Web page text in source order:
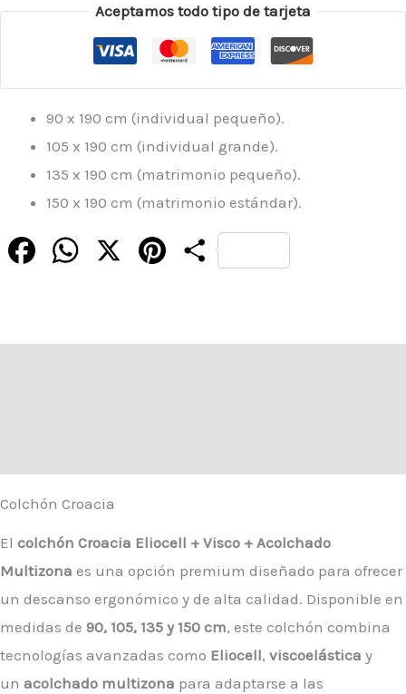
Aceptamos todo tipo de tarjeta
90 x 190 cm (individual pequeño).
105 x 190 cm (individual grande).
135 x 190 cm (matrimonio pequeño).
150 x 190 cm (matrimonio estándar).
FacebookWhatsApp PinterestCompartir
Colchón Croacia
El colchón Croacia Eliocell + Visco + Acolchado
Multizona es una opción premium diseñado para ofrecer
un descanso ergonómico y de alta calidad. Disponible en
medidas de 90, 105, 135 y 150 cm, este colchón combina
tecnologías avanzadas como Eliocell, viscoelástica y
un acolchado multizona para adaptarse a las